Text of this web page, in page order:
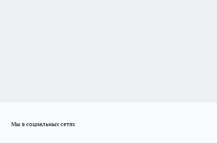
Мы в социальных сетях